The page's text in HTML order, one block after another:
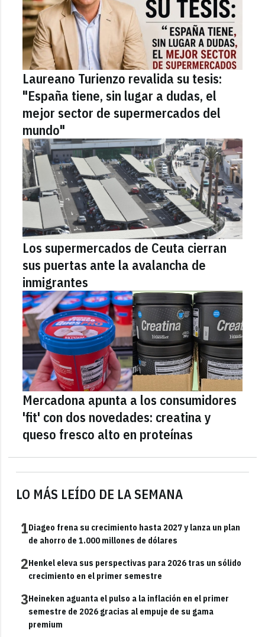
LO MÁS LEÍDO DE LA SEMANA
1Diageo frena su crecimiento hasta 2027 y lanza un plan
de ahorro de 1.000 millones de dólares
2Henkel eleva sus perspectivas para 2026 tras un sólido
crecimiento en el primer semestre
3Heineken aguanta el pulso a la inflación en el primer
semestre de 2026 gracias al empuje de su gama
premium
Laureano Turienzo revalida su tesis:
"España tiene, sin lugar a dudas, el
mejor sector de supermercados del
mundo"
Los supermercados de Ceuta cierran
sus puertas ante la avalancha de
inmigrantes
Mercadona apunta a los consumidores
'fit' con dos novedades: creatina y
queso fresco alto en proteínas